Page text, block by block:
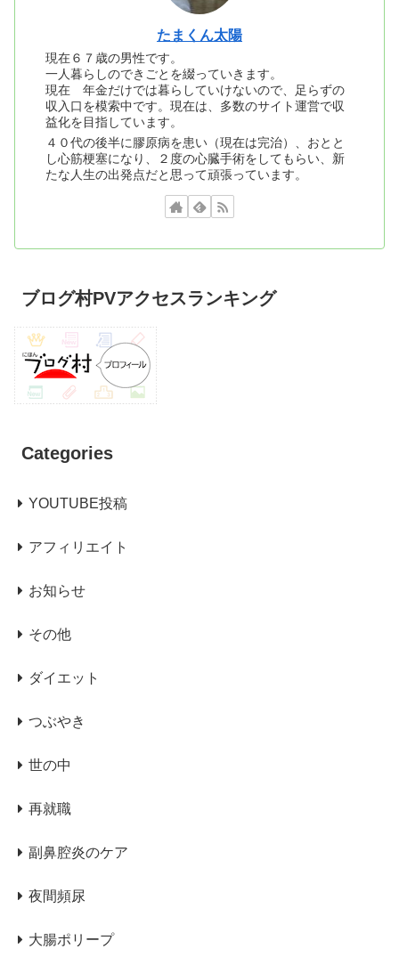
たまくん太陽
現在６７歳の男性です。
一人暮らしのできごとを綴っていきます。
現在 年金だけでは暮らしていけないので、足らずの
収入口を模索中です。現在は、多数のサイト運営で収
益化を目指しています。
４０代の後半に膠原病を患い（現在は完治）、おとと
し心筋梗塞になり、２度の心臓手術をしてもらい、新
たな人生の出発点だと思って頑張っています。
ブログ村PVアクセスランキング
Categories
YOUTUBE投稿
アフィリエイト
お知らせ
その他
ダイエット
つぶやき
世の中
再就職
副鼻腔炎のケア
夜間頻尿
大腸ポリープ